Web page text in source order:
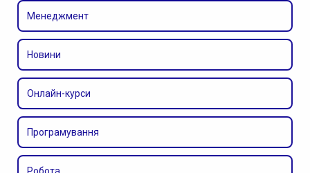
Менеджмент
Новини
Онлайн-курси
Програмування
Робота